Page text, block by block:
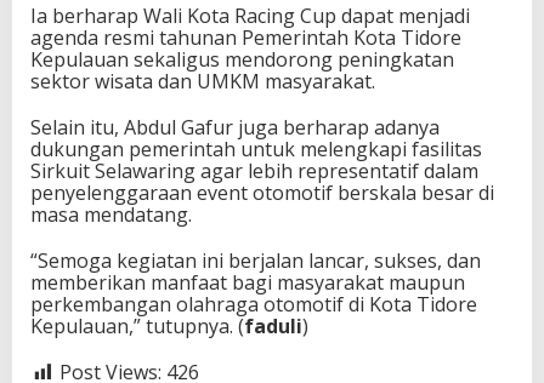
Ia berharap Wali Kota Racing Cup dapat menjadi
agenda resmi tahunan Pemerintah Kota Tidore
Kepulauan sekaligus mendorong peningkatan
sektor wisata dan UMKM masyarakat.
Selain itu, Abdul Gafur juga berharap adanya
dukungan pemerintah untuk melengkapi fasilitas
Sirkuit Selawaring agar lebih representatif dalam
penyelenggaraan event otomotif berskala besar di
masa mendatang.
“Semoga kegiatan ini berjalan lancar, sukses, dan
memberikan manfaat bagi masyarakat maupun
perkembangan olahraga otomotif di Kota Tidore
Kepulauan,” tutupnya. (faduli)
Post Views: 426